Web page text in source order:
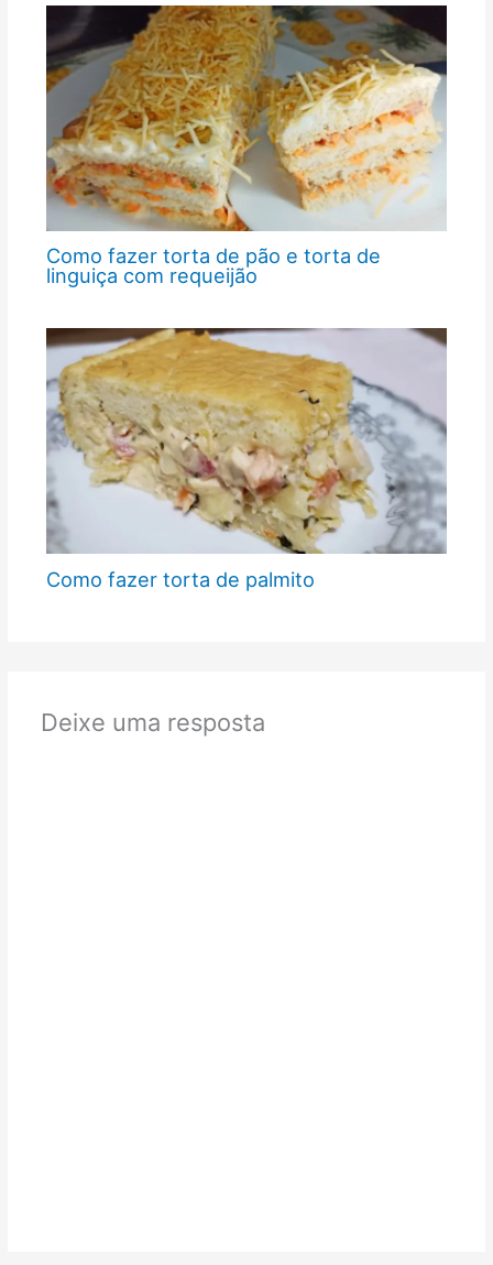
Como fazer torta de pão e torta de
linguiça com requeijão
Como fazer torta de palmito
Deixe uma resposta